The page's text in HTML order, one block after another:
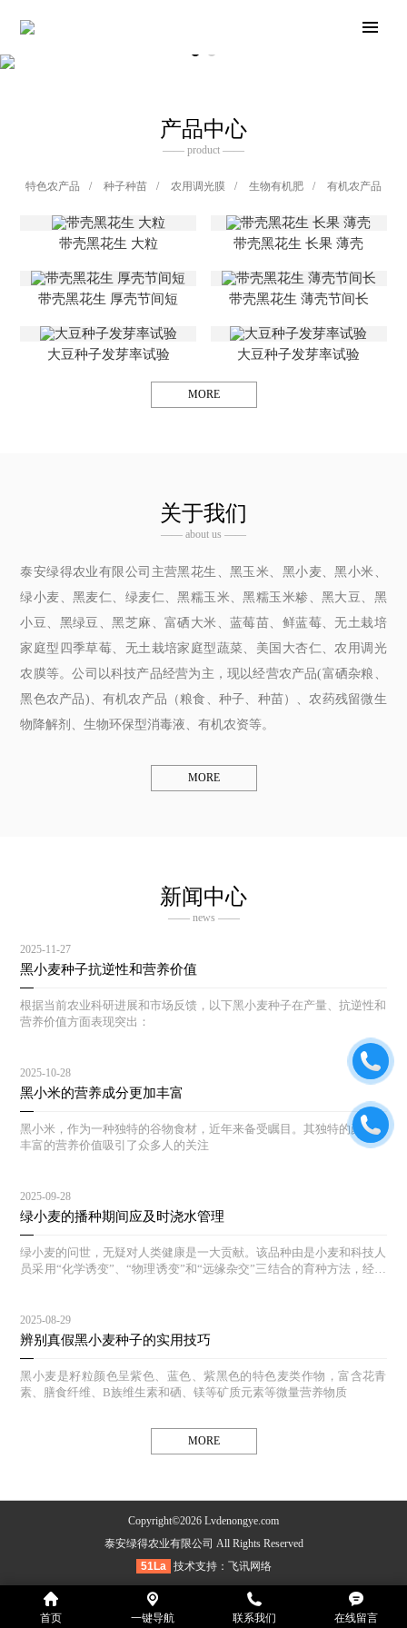
产品中心
—— product ——
特色农产品 / 种子种苗 / 农用调光膜 / 生物有机肥 / 有机农产品
带壳黑花生 大粒 带壳黑花生 长果 薄壳
带壳黑花生 厚壳节间短 带壳黑花生 薄壳节间长
大豆种子发芽率试验 大豆种子发芽率试验
MORE
关于我们
—— about us ——
泰安绿得农业有限公司主营黑花生、黑玉米、黑小麦、黑小米、
绿小麦、黑麦仁、绿麦仁、黑糯玉米、黑糯玉米糁、黑大豆、黑
小豆、黑绿豆、黑芝麻、富硒大米、蓝莓苗、鲜蓝莓、无土栽培
家庭型四季草莓、无土栽培家庭型蔬菜、美国大杏仁、农用调光
农膜等。公司以科技产品经营为主，现以经营农产品(富硒杂粮、
黑色农产品)、有机农产品（粮食、种子、种苗）、农药残留微生
物降解剂、生物环保型消毒液、有机农资等。
MORE
新闻中心
—— news ——
2025-11-27
黑小麦种子抗逆性和营养价值
根据当前农业科研进展和市场反馈，以下黑小麦种子在产量、抗逆性和
营养价值方面表现突出：
2025-10-28
黑小米的营养成分更加丰富
黑小米，作为一种独特的谷物食材，近年来备受瞩目。其独特的颜色和
丰富的营养价值吸引了众多人的关注
2025-09-28
绿小麦的播种期间应及时浇水管理
绿小麦的问世，无疑对人类健康是一大贡献。该品种由是小麦和科技人
员采用“化学诱变”、“物理诱变”和“远缘杂交”三结合的育种方法，经过
2025-08-29
辨别真假黑小麦种子的实用技巧
黑小麦是籽粒颜色呈紫色、蓝色、紫黑色的特色麦类作物，富含花青
素、膳食纤维、B族维生素和硒、镁等矿质元素等微量营养物质
MORE
Copyright©2026 Lvdenongye.com
泰安绿得农业有限公司 All Rights Reserved
51La
技术支持： 飞讯网络
首页 一键导航 联系我们 在线留言